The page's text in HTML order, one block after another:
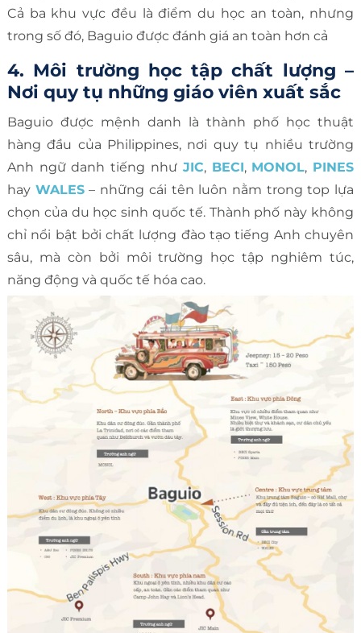
Cả ba khu vực đều là điểm du học an toàn, nhưng
trong số đó, Baguio được đánh giá an toàn hơn cả
4. Môi trường học tập chất lượng –
Nơi quy tụ những giáo viên xuất sắc
Baguio được mệnh danh là thành phố học thuật
hàng đầu của Philippines, nơi quy tụ nhiều trường
Anh ngữ danh tiếng như JIC, BECI, MONOL, PINES
hay WALES– những cái tên luôn nằm trong top lựa
chọn của du học sinh quốc tế. Thành phố này không
chỉ nổi bật bởi chất lượng đào tạo tiếng Anh chuyên
sâu, mà còn bởi môi trường học tập nghiêm túc,
năng động và quốc tế hóa cao.